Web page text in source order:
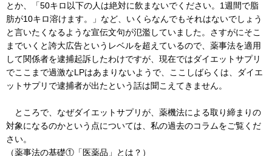
とか、「50キロ以下の人は絶対に飲まないでください。1週間で脂
肪が10キロ溶けます。」など、いくらなんでもそれはないでしょう
と言いたくなるような宣伝文句が氾濫していました。さすがにそこ
までいくと誇大広告というレベルを超えているので、薬事法を適用
して関係者を逮捕起訴したわけですが、現在ではダイエットサプリ
でここまで過激なLPはあまりないようで、ここしばらくは、ダイエ
ットサプリで逮捕者が出たという話は聞こえてきません。
ところで、なぜダイエットサプリが、薬機法による取り締まりの
対象になるのかという点については、私の過去のコラムをご覧くだ
さい。
（薬事法の基礎①「医薬品」とは？）